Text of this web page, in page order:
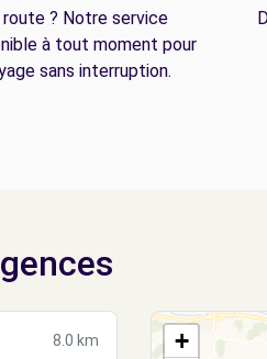
route ? Notre service
à tout moment pour
sans interruption.
8.0 km
+